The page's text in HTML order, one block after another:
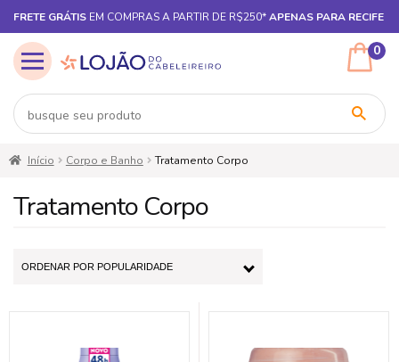
FRETE GRÁTIS EM COMPRAS A PARTIR DE R$250*APENAS PARA RECIFE
0
Pular
para
Pular
para
conteúdo
Início Corpo e Banho Tratamento Corpo
Tratamento Corpo